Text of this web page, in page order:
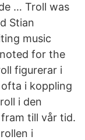
… Troll was
Stian
music
for the
figurerar i
i koppling
i den
till vår tid.
i